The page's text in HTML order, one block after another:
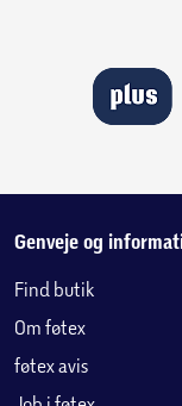
Genveje og
Find butik
Om føtex
føtex avis